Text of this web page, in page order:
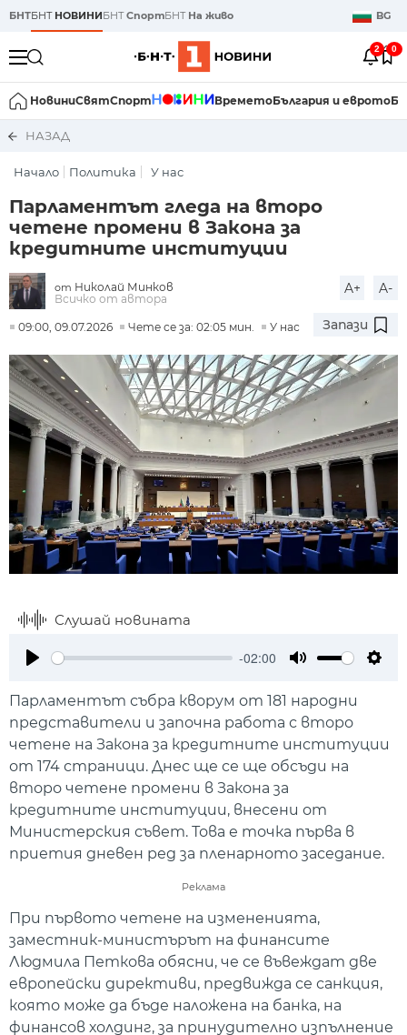
БНТБНТ НОВИНИБНТСпортБНТ На живо BG
2 0
НовиниСвятСпорт ВреметоБългария и еврото
НАЗАД
Начало Политика У нас
Парламентът гледа на второ
четене промени в Закона за
кредитните институции
от Николай Минков
Всичко от автора
A+ A-
09:00, 09.07.2026 Чете се за: 02:05 мин. У нас Запази
Слушай новината
-02:00
Парламентът събра кворум от 181 народни
представители и започна работа с второ
четене на Закона за кредитните институции
от 174 страници. Днес ще се ще обсъди на
второ четене промени в Закона за
кредитните институции, внесени от
Министерския съвет. Това е точка първа в
приетия дневен ред за пленарното заседание.
Реклама
При първото четене на измененията,
заместник-министърът на финансите
Людмила Петкова обясни, че се въвеждат две
европейски директиви, предвижда се санкция,
която може да бъде наложена на банка, на
финансов холдинг, за принудително изпълнение